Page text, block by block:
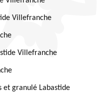
Villefranche
Villefranche
et granulé Labastide